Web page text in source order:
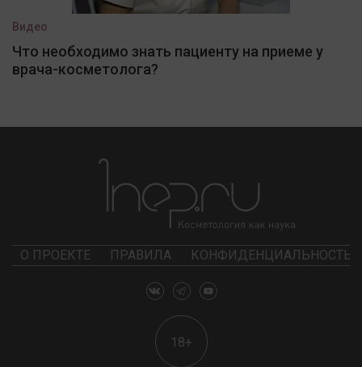
Видео
Что необходимо знать пациенту на приеме у
врача-косметолога?
О ПРОЕКТЕ ПРАВИЛА КОНФИДЕНЦИАЛЬНОСТЬ
18+